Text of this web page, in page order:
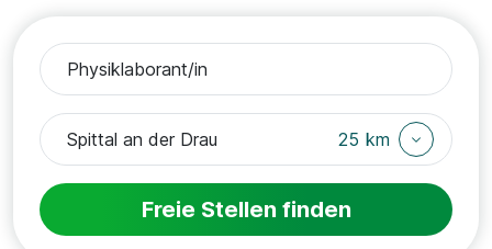
25 km
Freie Stellen finden